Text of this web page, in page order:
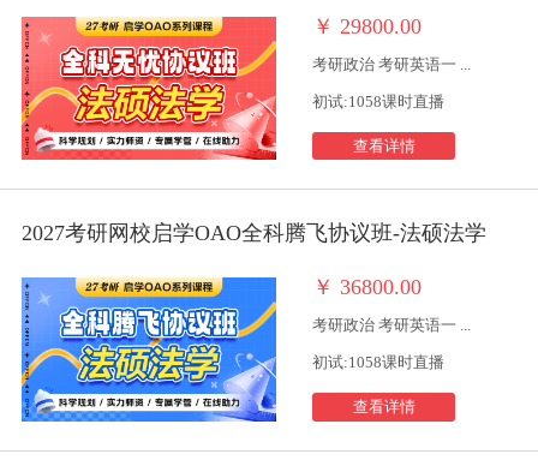
￥ 29800.00
考研政治 考研英语一 ...
初试:1058课时直播
查看详情
2027考研网校启学OAO全科腾飞协议班-法硕法学
￥ 36800.00
考研政治 考研英语一 ...
初试:1058课时直播
查看详情